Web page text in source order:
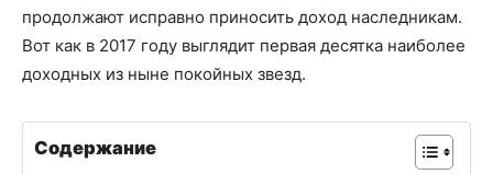
продолжают исправно приносить доход наследникам.
Вот как в 2017 году выглядит первая десятка наиболее
доходных из ныне покойных звезд.
Содержание